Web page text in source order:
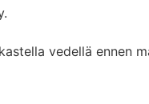
vedellä ennen